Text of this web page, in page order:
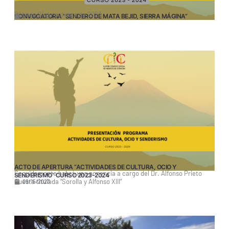
CONVOCATORIA “SENDERO DE MATA BEJID, SIERRA MÁGINA”
Sábado 21 de octubre de 2023
10/04/2023
ACTO DE APERTURA “ACTIVIDADES DE CULTURA, OCIO Y
SENDERISMO” CURSO 2023-2024
Seguidamente habrá una ponencia a cargo del Dr. Alfonso Prieto
Cuesta titulada “Sorolla y Alfonso XIII”
09/15/2023